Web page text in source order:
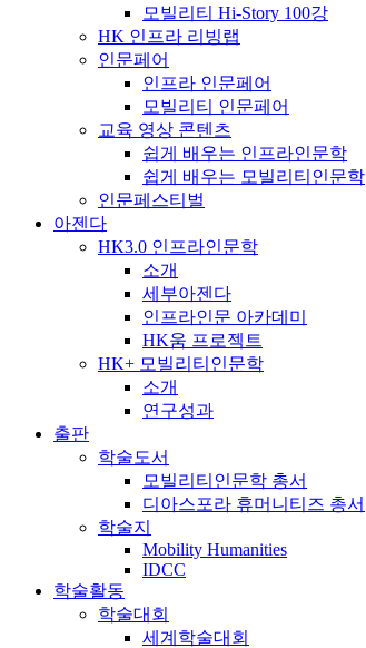
모빌리티 Hi-Story 100강
HK 인프라 리빙랩
인문페어
인프라 인문페어
모빌리티 인문페어
교육 영상 콘텐츠
쉽게 배우는 인프라인문학
쉽게 배우는 모빌리티인문학
인문페스티벌
아젠다
HK3.0 인프라인문학
소개
세부아젠다
인프라인문 아카데미
HK움 프로젝트
HK+ 모빌리티인문학
소개
연구성과
출판
학술도서
모빌리티인문학 총서
디아스포라 휴머니티즈 총서
학술지
Mobility Humanities
IDCC
학술활동
학술대회
세계학술대회